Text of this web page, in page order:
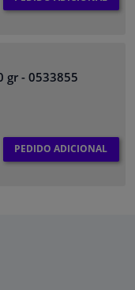
gr - 0533855
PEDIDO ADICIONAL